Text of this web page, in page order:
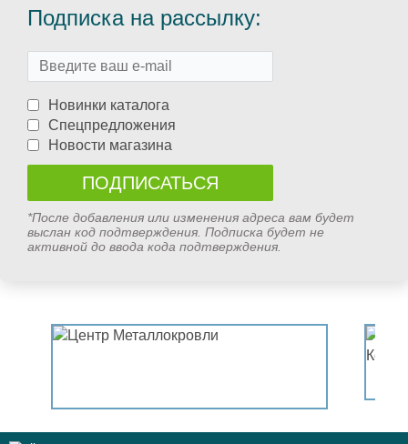
Подписка на рассылку:
Новинки каталога
Спецпредложения
Новости магазина
*После добавления или изменения адреса вам будет
выслан код подтверждения. Подписка будет не
активной до ввода кода подтверждения.